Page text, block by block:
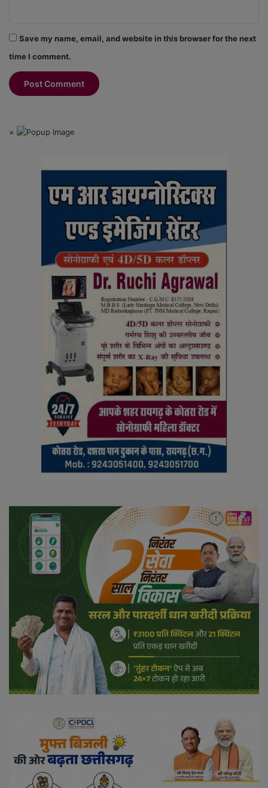
Save my name, email, and website in this browser for the next
time I comment.
×